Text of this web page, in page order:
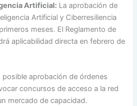
Artificial: La aprobación de
Artificial y Ciberresiliencia
meses. El Reglamento de
aplicabilidad directa en febrero de
posible aprobación de órdenes
concursos de acceso a la red
mercado de capacidad.